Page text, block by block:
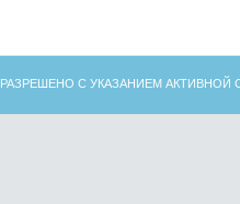
С УКАЗАНИЕМ АКТИВНОЙ